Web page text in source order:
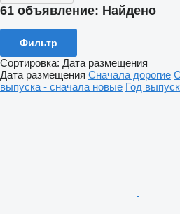
61 объявление: Найдено
Фильтр
Сортировка: Дата размещения
Дата размещения Сначала дорогие
выпуска - сначала новые Год